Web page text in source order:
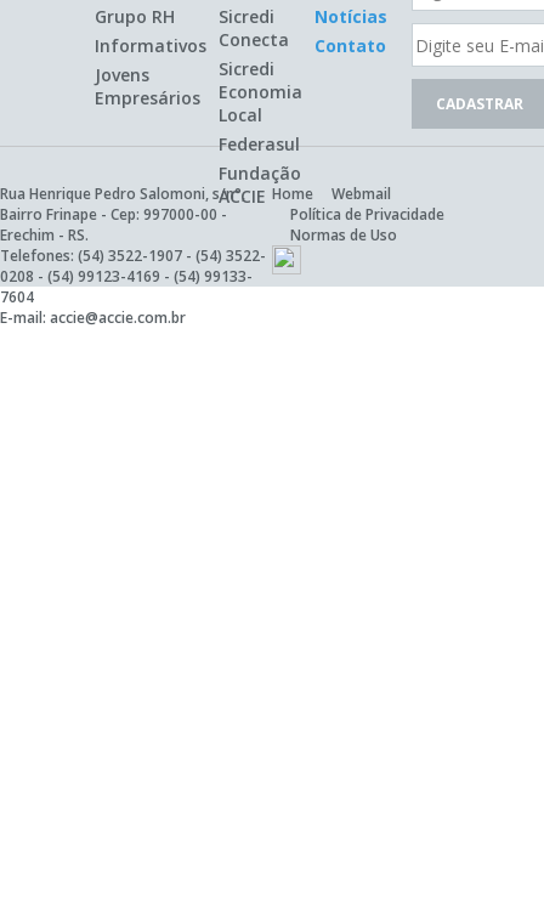
Grupo RH
Informativos
Jovens
Empresários
Sicredi
Conecta
Sicredi
Economia
Local
Federasul
Fundação
ACCIE
Notícias
Contato
Rua Henrique Pedro Salomoni, s/n°,
Bairro Frinape - Cep: 997000-00 -
Erechim - RS.
Telefones: (54) 3522-1907 - (54) 3522-
0208 - (54) 99123-4169 - (54) 99133-
7604
E-mail: accie@accie.com.br
Home
Webmail
Política de Privacidade
Normas de Uso